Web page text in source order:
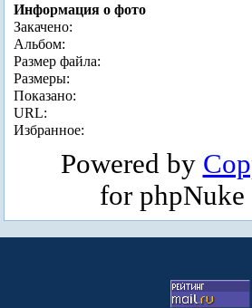
Информация о фото
Закачено:
Альбом:
Размер файла:
Размеры:
Показано:
URL:
Избранное:
Powered by
for